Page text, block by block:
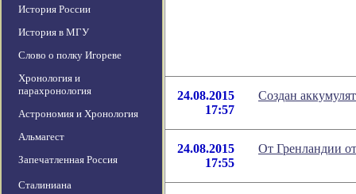
История России
История в МГУ
Слово о полку Игореве
Хронология и
парахронология
Астрономия и Хронология
Альмагест
Запечатленная Россия
Сталиниана
24.08.2015
17:57
Создан
24.08.2015
17:55
От Гренландии